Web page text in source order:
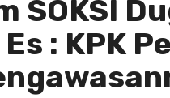
SOKSI
: KPK